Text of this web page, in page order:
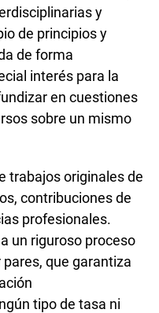
y
de principios y
de forma
interés para la
en cuestiones
sobre un mismo
trabajos originales de
contribuciones de
profesionales.
un riguroso proceso
que garantiza
tipo de tasa ni